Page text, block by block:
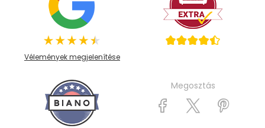
Vélemények megjelenítése
Megosztás